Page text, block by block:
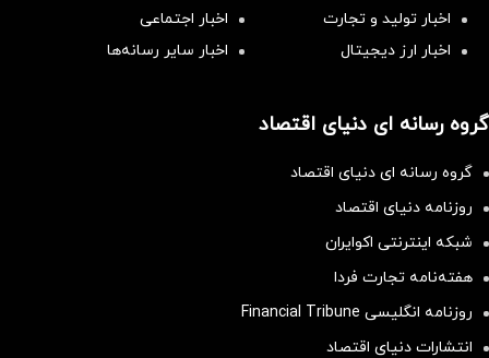
اخبار تولید و تجارت
اخبار اجتماعی
اخبار ارز دیجیتال
اخبار سایر رسانه‌‌ها
گروه رسانه ای دنیای اقتصاد
گروه رسانه ای دنیای اقتصاد
روزنامه دنیای اقتصاد
شبکه اینترنتی اکوایران
هفته‌نامه تجارت فردا
روزنامه انگلیسی Financial Tribune
انتشارات دنیای اقتصاد